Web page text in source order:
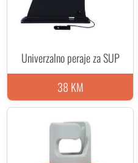
Univerzalno peraje za SUP
38 KM